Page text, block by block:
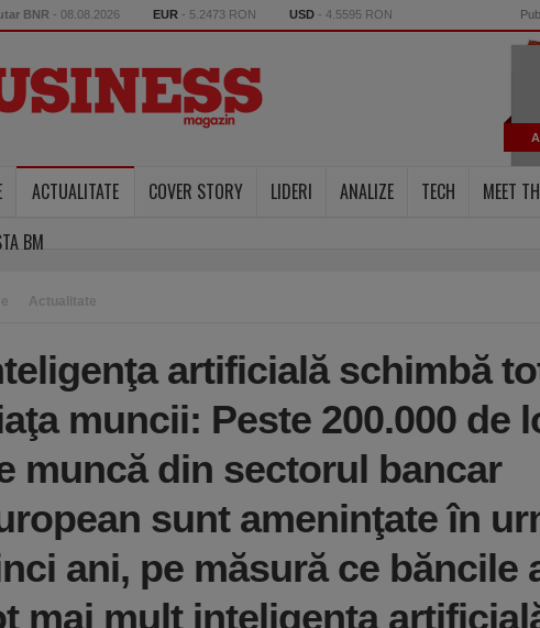
BNR - 08.08.2026 EUR - 5.2473 RON USD - 4.5595 RON
ACTUALITATE COVER STORY LIDERI ANALIZE TECH MEET
BM
Actualitate
artificială schimbă
muncii: Peste 200.000 de
muncă din sectorul bancar
sunt ameninţate în
ani, pe măsură ce băncile
mai mult inteligenţa